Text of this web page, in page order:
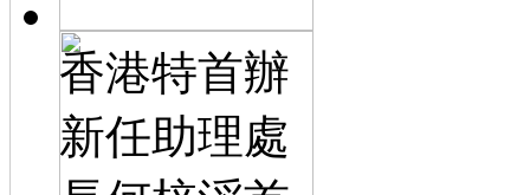
香港特首辦
新任助理處